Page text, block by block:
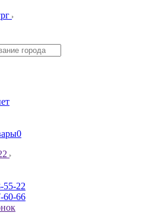
0
55-22
60-66